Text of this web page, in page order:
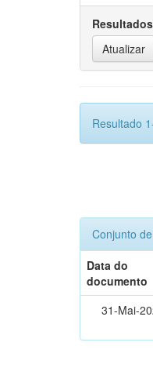
Resultado
Conjunto
Data do
documento
31-Mai-